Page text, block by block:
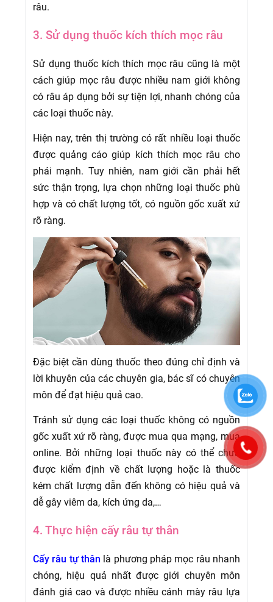
râu.
3. Sử dụng thuốc kích thích mọc râu
Sử dụng thuốc kích thích mọc râu cũng là một
cách giúp mọc râu được nhiều nam giới không
có râu áp dụng bởi sự tiện lợi, nhanh chóng của
các loại thuốc này.
Hiện nay, trên thị trường có rất nhiều loại thuốc
được quảng cáo giúp kích thích mọc râu cho
phái mạnh. Tuy nhiên, nam giới cần phải hết
sức thận trọng, lựa chọn những loại thuốc phù
hợp và có chất lượng tốt, có nguồn gốc xuất xứ
rõ ràng.
Đặc biệt cần dùng thuốc theo đúng chỉ định và
lời khuyên của các chuyên gia, bác sĩ có chuyên
môn để đạt hiệu quả cao.
Tránh sử dụng các loại thuốc không có nguồn
gốc xuất xứ rõ ràng, được mua qua mạng, mua
online. Bởi những loại thuốc này có thể chưa
được kiểm định về chất lượng hoặc là thuốc
kém chất lượng dẫn đến không có hiệu quả và
dễ gây viêm da, kích ứng da,…
4. Thực hiện cấy râu tự thân
Cấy râu tự thân là phương pháp mọc râu nhanh
chóng, hiệu quả nhất được giới chuyên môn
đánh giá cao và được nhiều cánh mày râu lựa